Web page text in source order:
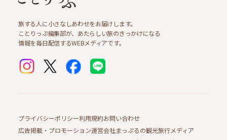
旅する人に小さなしあわせをお届けします。
ことりっぷ編集部が、あたらしい旅のきっかけになる
情報を毎日配信するWEBメディアです。
プライバシーポリシー利用規約お問い合わせ
広告掲載・プロモーション運営会社まっぷるの観光旅行メディア